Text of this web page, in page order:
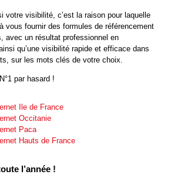
votre visibilité, c’est la raison pour laquelle
vous fournir des formules de référencement
avec un résultat professionnel en
qu’une visibilité rapide et efficace dans
sur les mots clés de votre choix.
par hasard !
Ile de France
Occitanie
Paca
Hauts de France
l’année !